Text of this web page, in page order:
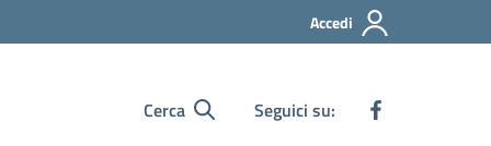
Accedi
Cerca Seguici su: